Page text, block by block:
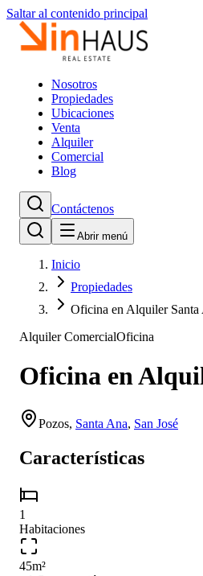
Saltar al contenido principal
Nosotros
Propiedades
Ubicaciones
Venta
Alquiler
Comercial
Blog
Contáctenos
Abrir menú
Inicio
Propiedades
Oficina en Alquiler Santa
Alquiler ComercialOficina
Oficina en
Pozos, Santa Ana, San José
Características
1
Habitaciones
45m²